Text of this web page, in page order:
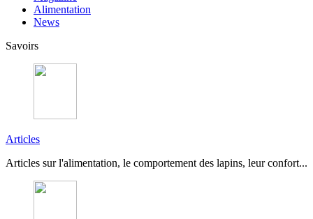
Alimentation
News
Savoirs
Articles
Articles sur l'alimentation, le comportement des lapins, leur confort...